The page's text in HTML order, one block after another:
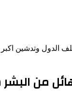
وحضور كم